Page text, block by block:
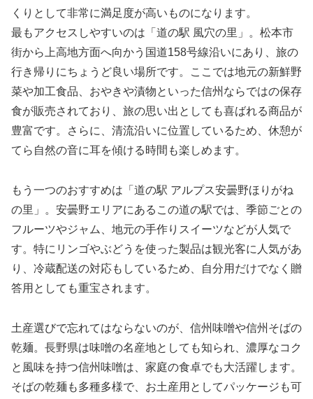
くりとして非常に満足度が高いものになります。
最もアクセスしやすいのは「道の駅 風穴の里」。松本市
街から上高地方面へ向かう国道158号線沿いにあり、旅の
行き帰りにちょうど良い場所です。ここでは地元の新鮮野
菜や加工食品、おやきや漬物といった信州ならではの保存
食が販売されており、旅の思い出としても喜ばれる商品が
豊富です。さらに、清流沿いに位置しているため、休憩が
てら自然の音に耳を傾ける時間も楽しめます。
もう一つのおすすめは「道の駅 アルプス安曇野ほりがね
の里」。安曇野エリアにあるこの道の駅では、季節ごとの
フルーツやジャム、地元の手作りスイーツなどが人気で
す。特にリンゴやぶどうを使った製品は観光客に人気があ
り、冷蔵配送の対応もしているため、自分用だけでなく贈
答用としても重宝されます。
土産選びで忘れてはならないのが、信州味噌や信州そばの
乾麺。長野県は味噌の名産地としても知られ、濃厚なコク
と風味を持つ信州味噌は、家庭の食卓でも大活躍します。
そばの乾麺も多種多様で、お土産用としてパッケージも可